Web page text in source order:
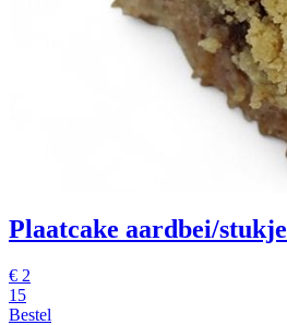
Plaatcake aardbei/stukje
€ 2
15
Bestel